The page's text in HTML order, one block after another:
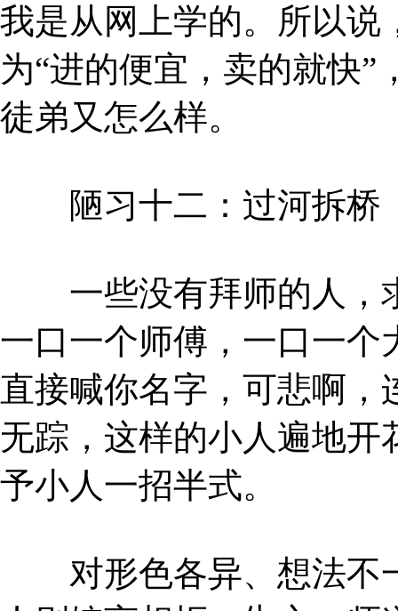
我是从网上学的。所以说
为“进的便宜，卖的就快
徒弟又怎么样。
陋习十二：过河拆桥
一些没有拜师的人，
一口一个师傅，一口一个
直接喊你名字，可悲啊
无踪，这样的小人遍地
予小人一招半式。
对形色各异、想法不